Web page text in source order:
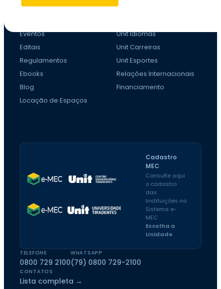
Eventos
Editais
Regulamentos
Ebooks
Blog
Locação de Espaços
Unit Idiomas
Unit Carreiras
Unit Esportes
Relações Internacionais
Financiamento
Cadastro
MEC
Consulte aqui
o cadastro
das
Instituições no
Sistema e-
MEC
Escolha a
Unidade
TELEFONE
0800 729 2100
WHATSAPP
(79) 0800 729-2100
CONTATOS
Lista completa →